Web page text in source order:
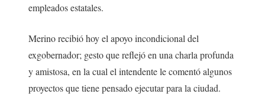
empleados estatales.
Merino recibió hoy el apoyo incondicional del
exgobernador; gesto que reflejó en una charla profunda
y amistosa, en la cual el intendente le comentó algunos
proyectos que tiene pensado ejecutar para la ciudad.